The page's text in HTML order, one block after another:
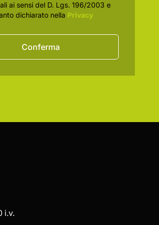
ai sensi del D. Lgs. 196/2003 e
dichiarato nella Privacy
Conferma
i.v.